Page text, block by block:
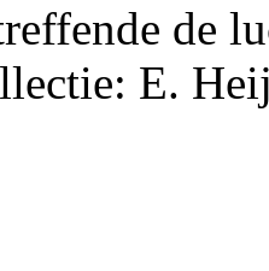
de
E.